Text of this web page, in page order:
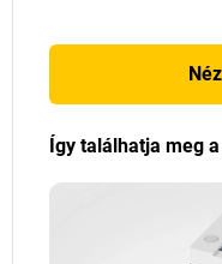
Így találhatja meg